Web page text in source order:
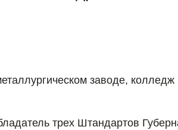
заводе,
трех Штандартов